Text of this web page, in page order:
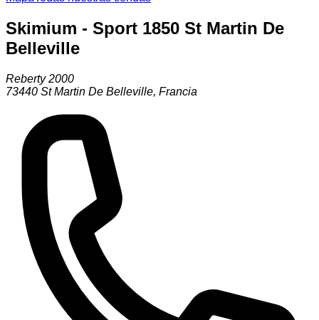
Skimium - Sport 1850 St Martin De
Belleville
Reberty 2000
73440 St Martin De Belleville, Francia